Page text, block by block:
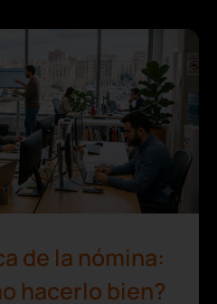
de la nómina:
hacerlo bien?